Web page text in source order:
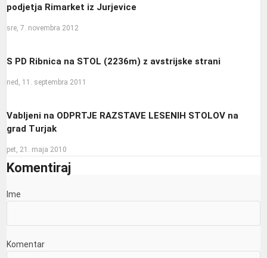
podjetja Rimarket iz Jurjevice
sre, 7. novembra 2012
S PD Ribnica na STOL (2236m) z avstrijske strani
ned, 11. septembra 2011
Vabljeni na ODPRTJE RAZSTAVE LESENIH STOLOV na
grad Turjak
pet, 21. maja 2010
Komentiraj
Ime
Komentar